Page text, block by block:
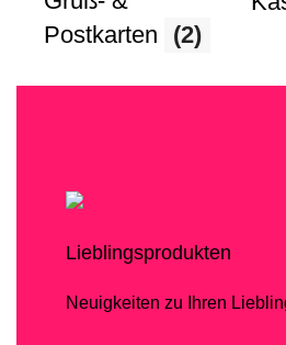
Postkarten
(2)
Lieblingsprodukten
Neuigkeiten zu Ihren